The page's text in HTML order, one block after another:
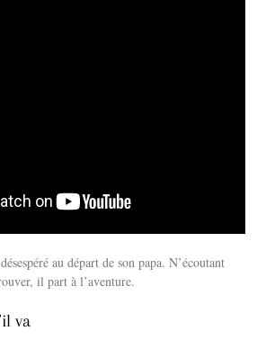
au départ de son papa. N’écoutant
il part à l’aventure.
va